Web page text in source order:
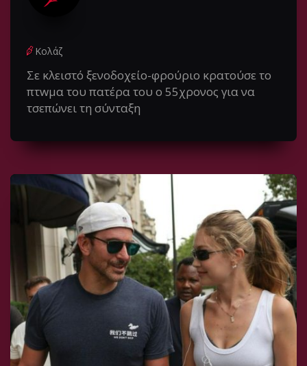
Κολάζ
Σε κλειστό ξενοδοχείο-φρούριο κρατούσε το
πτwμα του πατέρα του ο 55χρονος για να
τσεπώνει τη σύνταξη